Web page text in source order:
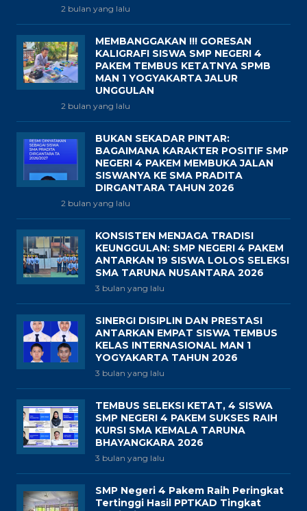
2 bulan yang lalu
MEMBANGGAKAN !!! GORESAN
KALIGRAFI SISWA SMP NEGERI 4
PAKEM TEMBUS KETATNYA SPMB
MAN 1 YOGYAKARTA JALUR
UNGGULAN
2 bulan yang lalu
BUKAN SEKADAR PINTAR:
BAGAIMANA KARAKTER POSITIF SMP
NEGERI 4 PAKEM MEMBUKA JALAN
SISWANYA KE SMA PRADITA
DIRGANTARA TAHUN 2026
2 bulan yang lalu
KONSISTEN MENJAGA TRADISI
KEUNGGULAN: SMP NEGERI 4 PAKEM
ANTARKAN 19 SISWA LOLOS SELEKSI
SMA TARUNA NUSANTARA 2026
3 bulan yang lalu
SINERGI DISIPLIN DAN PRESTASI
ANTARKAN EMPAT SISWA TEMBUS
KELAS INTERNASIONAL MAN 1
YOGYAKARTA TAHUN 2026
3 bulan yang lalu
TEMBUS SELEKSI KETAT, 4 SISWA
SMP NEGERI 4 PAKEM SUKSES RAIH
KURSI SMA KEMALA TARUNA
BHAYANGKARA 2026
3 bulan yang lalu
SMP Negeri 4 Pakem Raih Peringkat
Tertinggi Hasil PPTKAD Tingkat